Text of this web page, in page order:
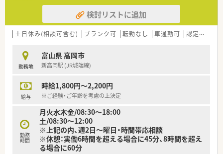
だく方の増員募集です。
■小児在宅が未経験でも、学ぶ意欲とやる気がある方を歓迎して
います。
■未経験の方も応募可能で、丁寧に指導する体制が整っていま
【勤務実態について】
■勤務時間は8時半から18時までで、残業はほとんど発生しない
■土曜日は午前中のみの開局で、完全週休2日制を導入していま
す。
制です。
【想定される業務内容】
■小児在宅が中心で、重度の障害をもつ子どもたちやご家族への
お薬のお届けを行います。
検討リストに追加
土日休み(相談可含む) ブランク可 転勤なし 車通勤可 認定薬剤師取得支援あり
勤務地
富山県 高岡市
新高岡駅 (JR城端線)
給与
時給1,800円～2,200円
※ご経験・ご年齢を考慮の上決定
勤務
時間
月火水木金/08:30〜18:00
土/08:30〜12:00
※上記の内、週2日～曜日・時間帯応相談
※休憩：実働6時間を超える場合に45分、8時間を超え
る場合に60分